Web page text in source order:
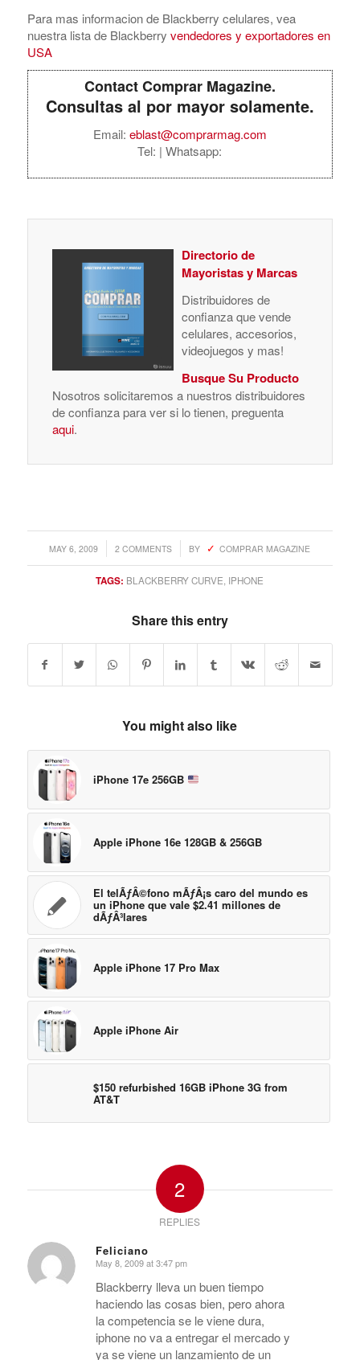
Para mas informacion de Blackberry celulares, vea
nuestra lista de Blackberry vendedores y exportadores en
USA
Contact Comprar Magazine.
Consultas al por mayor solamente.
Email: eblast@comprarmag.com
Tel: | Whatsapp:
Directorio de
Mayoristas y Marcas
Distribuidores de
confianza que vende
celulares, accesorios,
videojuegos y mas!
Busque Su Producto
Nosotros solicitaremos a nuestros distribuidores
de confianza para ver si lo tienen, preguenta
aqui.
MAY 6, 2009
/ 2 COMMENTS
/ BY COMPRAR MAGAZINE
TAGS: BLACKBERRY CURVE IPHONE
Share this entry
You might also like
iPhone 17e 256GB
Apple iPhone 16e 128GB & 256GB
El telÃƒÂ©fono mÃƒÂ¡s caro del mundo es
un iPhone que vale $2.41 millones de
dÃƒÂ³lares
Apple iPhone 17 Pro Max
Apple iPhone Air
$150 refurbished 16GB iPhone 3G from
AT&T
2
REPLIES
Feliciano
says:
May 8, 2009 at 3:47 pm
Blackberry lleva un buen tiempo
haciendo las cosas bien, pero ahora
la competencia se le viene dura,
iphone no va a entregar el mercado y
ya se viene un lanzamiento de un